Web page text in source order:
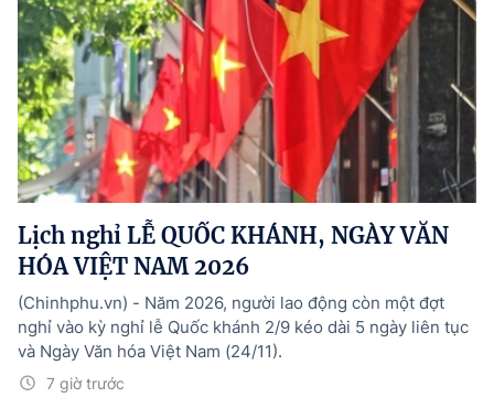
Lịch nghỉ LỄ QUỐC KHÁNH, NGÀY VĂN
HÓA VIỆT NAM 2026
7 giờ trước
(Chinhphu.vn) - Năm 2026, người lao động còn một đợt
nghỉ vào kỳ nghỉ lễ Quốc khánh 2/9 kéo dài 5 ngày liên tục
và Ngày Văn hóa Việt Nam (24/11).